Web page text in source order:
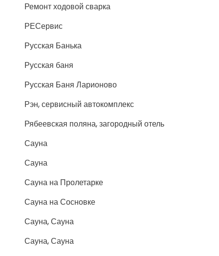
Ремонт ходовой сварка
РЕСервис
Русская Банька
Русская баня
Русская Баня Ларионово
Рэн, сервисный автокомплекс
Рябеевская поляна, загородный отель
Сауна
Сауна
Сауна на Пролетарке
Сауна на Сосновке
Сауна, Сауна
Сауна, Сауна